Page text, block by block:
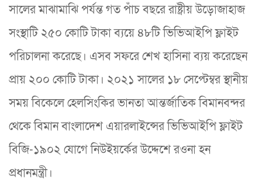
সালের মাঝামাঝি পর্যন্ত গত পাঁচ বছরে রাষ্ট্রীয় উড়োজাহাজ
সংস্থাটি ২৫০ কোটি টাকা ব্যয়ে ৪৮টি ভিভিআইপি ফ্লাইট
পরিচালনা করেছে। এসব সফরে শেখ হাসিনা ব্যয় করেছেন
প্রায় ২০০ কোটি টাকা। ২০২১ সালের ১৮ সেপ্টেম্বর স্থানীয়
সময় বিকেলে হেলসিংকির ভানতা আন্তর্জাতিক বিমানবন্দর
থেকে বিমান বাংলাদেশ এয়ারলাইন্সের ভিভিআইপি ফ্লাইট
বিজি-১৯০২ যোগে নিউইয়র্কের উদ্দেশে রওনা হন
প্রধানমন্ত্রী।